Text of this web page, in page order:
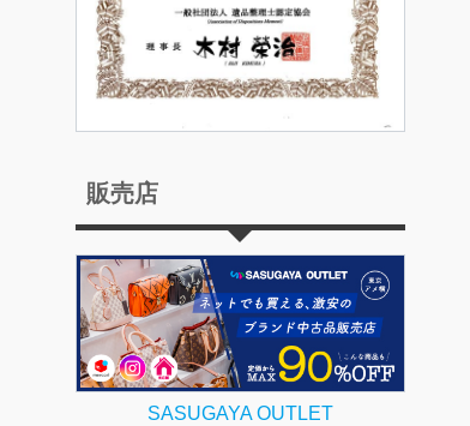
販売店
SASUGAYA OUTLET